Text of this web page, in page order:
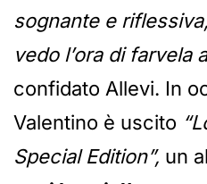
sognante e
vedo l’ora di farvela
confidato Allevi. In
Valentino è uscito
Special Edition”, un